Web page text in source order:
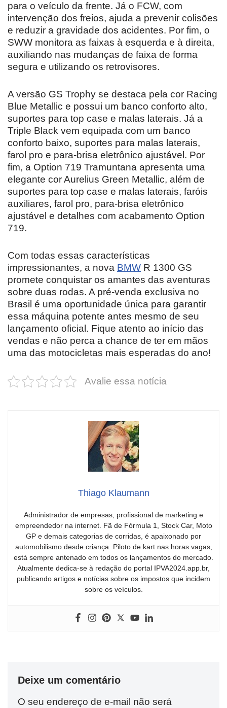
para o veículo da frente. Já o FCW, com
intervenção dos freios, ajuda a prevenir colisões
e reduzir a gravidade dos acidentes. Por fim, o
SWW monitora as faixas à esquerda e à direita,
auxiliando nas mudanças de faixa de forma
segura e utilizando os retrovisores.
A versão GS Trophy se destaca pela cor Racing
Blue Metallic e possui um banco conforto alto,
suportes para top case e malas laterais. Já a
Triple Black vem equipada com um banco
conforto baixo, suportes para malas laterais,
farol pro e para-brisa eletrônico ajustável. Por
fim, a Option 719 Tramuntana apresenta uma
elegante cor Aurelius Green Metallic, além de
suportes para top case e malas laterais, faróis
auxiliares, farol pro, para-brisa eletrônico
ajustável e detalhes com acabamento Option
719.
Com todas essas características
impressionantes, a nova BMW R 1300 GS
promete conquistar os amantes das aventuras
sobre duas rodas. A pré-venda exclusiva no
Brasil é uma oportunidade única para garantir
essa máquina potente antes mesmo de seu
lançamento oficial. Fique atento ao início das
vendas e não perca a chance de ter em mãos
uma das motocicletas mais esperadas do ano!
Avalie essa notícia
Thiago Klaumann
Administrador de empresas, profissional de marketing e
empreendedor na internet. Fã de Fórmula 1, Stock Car, Moto
GP e demais categorias de corridas, é apaixonado por
automobilismo desde criança. Piloto de kart nas horas vagas,
está sempre antenado em todos os lançamentos do mercado.
Atualmente dedica-se à redação do portal IPVA2024.app.br,
publicando artigos e notícias sobre os impostos que incidem
sobre os veículos.
Deixe um comentário
O seu endereço de e-mail não será